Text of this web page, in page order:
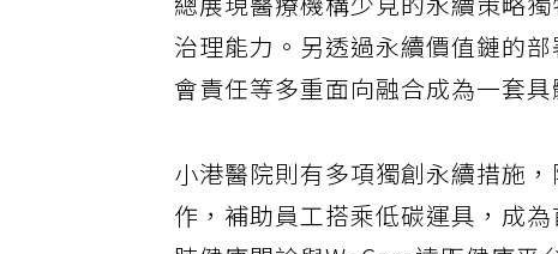
總展現醫療機構少見的永續策略
治理能力。另透過永續價值鏈的
會責任等多重面向融合成為一套
小港醫院則有多項獨創永續措施
作，補助員工搭乘低碳運具，成